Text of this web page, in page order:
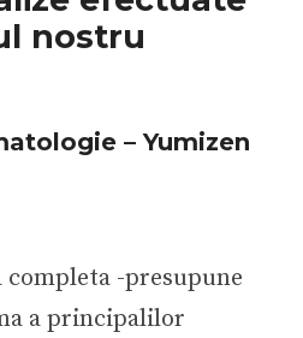
nostru
– Yumizen
completa -presupune
a principalilor